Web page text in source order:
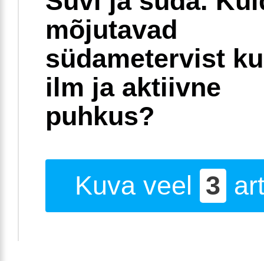
mõjutavad
südametervist
ilm ja aktiivne
puhkus?
Kuva veel 3